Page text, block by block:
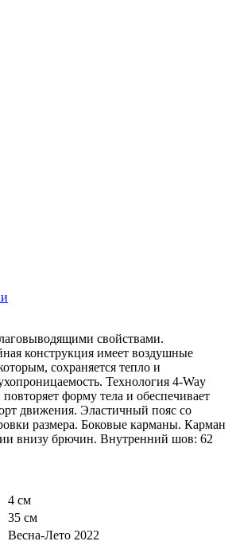
свойствами.
конструкция имеет воздушные
сохраняется тепло и
Технология 4-Way
форму тела и обеспечивает
движения. Эластичный пояс со
размера. Боковые карманы. Карман
внизу брючин. Внутренний шов: 62
4 см
35 см
Весна-Лето 2022